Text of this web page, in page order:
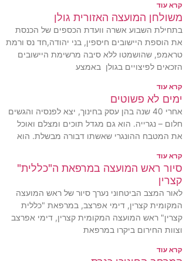
קרא עוד
משולחן המועצה האזורית גולן
בתחילת השבוע אשרה וועדת הכספים של הכנסת
את הוספת היישובים חיספין, בני יהודה,חד נס ורמת
טראמפ, שהושמטו ללא סיבה מרשימת היישובים
הזכאים לפיצויים בגולן באמצע
קרא עוד
ימים לא פשוטים
אחרי 40 שנה בהן עסק בחינוך, יצא לפנסיה והגשים
חלום – נגרייה. הוא גם מגדל תוכים ומצלם ואוכל
את המטבח ההונגרי שאשתו דבורה מבשלת. הוא
קרא עוד
סיור ראש המועצה במרפאת ה"כללית"
קצרין
לאור המצב הביטחוני נערך סיור של ראש המועצה
המקומית קצרין, דימי אפרצב, במרפאת "כללית
קצרין" ראש המועצה המקומית קצרין, דימי אפרצב
וצוות החירום ביקרו במרפאת
קרא עוד